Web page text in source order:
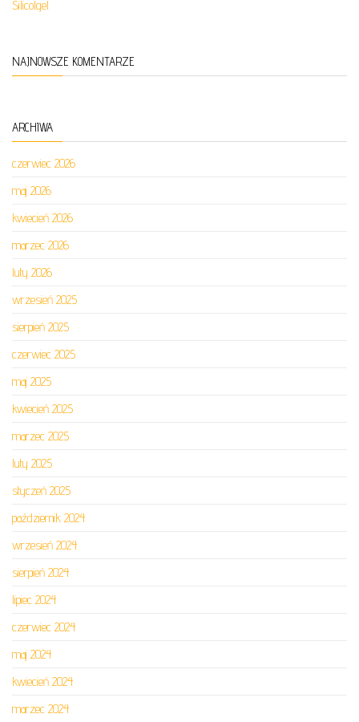
Silicolgel
NAJNOWSZE KOMENTARZE
ARCHIWA
czerwiec 2026
maj 2026
kwiecień 2026
marzec 2026
luty 2026
wrzesień 2025
sierpień 2025
czerwiec 2025
maj 2025
kwiecień 2025
marzec 2025
luty 2025
styczeń 2025
październik 2024
wrzesień 2024
sierpień 2024
lipiec 2024
czerwiec 2024
maj 2024
kwiecień 2024
marzec 2024